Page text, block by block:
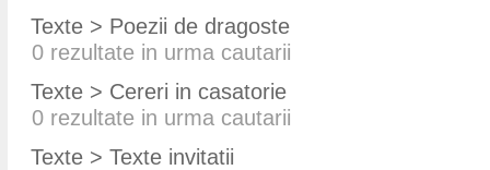
Texte > Poezii de dragoste
0 rezultate in urma cautarii
Texte > Cereri in casatorie
0 rezultate in urma cautarii
Texte > Texte invitatii